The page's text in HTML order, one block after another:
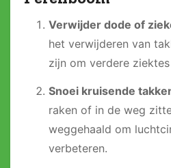
Verwijder dode of
het verwijderen van
zijn om verdere
Snoei kruisende
raken of in de weg
weggehaald om
verbeteren.